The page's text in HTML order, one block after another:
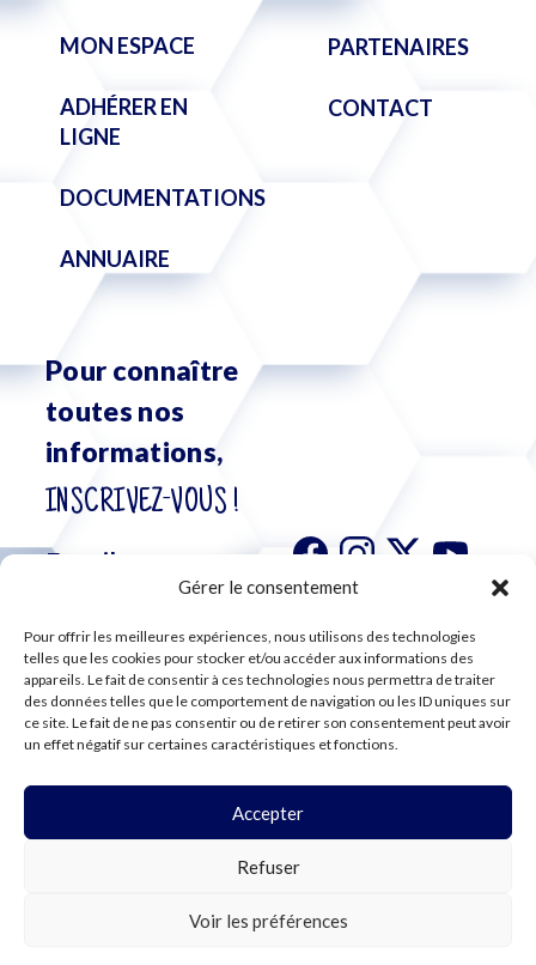
Gérer le consentement
Pour offrir les meilleures expériences, nous utilisons des technologies
telles que les cookies pour stocker et/ou accéder aux informations des
appareils. Le fait de consentir à ces technologies nous permettra de traiter
des données telles que le comportement de navigation ou les ID uniques sur
ce site. Le fait de ne pas consentir ou de retirer son consentement peut avoir
un effet négatif sur certaines caractéristiques et fonctions.
Accepter
Refuser
Voir les préférences
MON ESPACE
ADHÉRER EN
LIGNE
DOCUMENTATIONS
ANNUAIRE
PARTENAIRES
CONTACT
Pour connaître
toutes nos
informations,
INSCRIVEZ-VOUS !
S'abonner à
notre
newsletter
COOKIES